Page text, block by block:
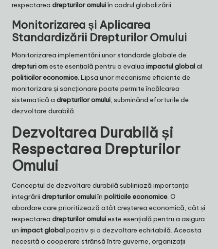
respectarea drepturilor omuluiîn cadrul globalizării.
Monitorizarea și Aplicarea
Standardizării Drepturilor Omului
Monitorizarea implementării unor standarde globale de
drepturi omeste esențială pentru a evalua impactul globalal
politicilor economice. Lipsa unor mecanisme eficiente de
monitorizare și sancționare poate permite încălcarea
sistematică a drepturilor omului, subminând eforturile de
dezvoltare durabilă.
Dezvoltarea Durabilă și
Respectarea Drepturilor
Omului
Conceptul de dezvoltare durabilă subliniază importanța
integrării drepturilor omuluiîn politicile economice. O
abordare care prioritizează atât creșterea economică, cât și
respectarea drepturilor omuluieste esențială pentru a asigura
un impact globalpozitiv și o dezvoltare echitabilă. Aceasta
necesită o cooperare strânsă între guverne, organizații